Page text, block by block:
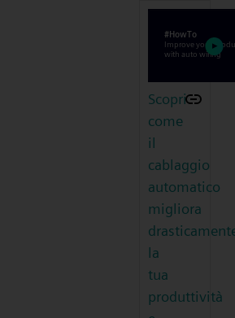
Scopri
come
il
cablaggio
automatico
migliora
la
tua
produttività